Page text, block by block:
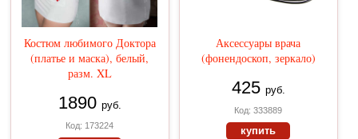
Костюм любимого Доктора
(платье и маска), белый,
разм. XL
1890 руб.
Код: 173224
Аксессуары врача
(фонендоскоп, зеркало)
425 руб.
Код: 333889
купить